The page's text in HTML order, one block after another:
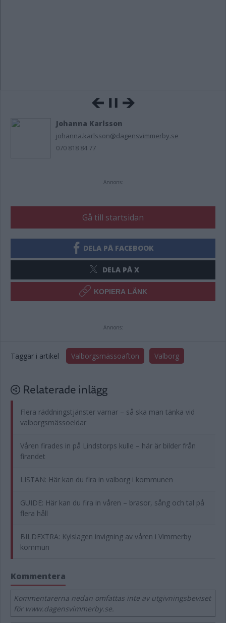
Johanna Karlsson
johanna.karlsson@dagensvimmerby.se
070 818 84 77
Annons:
Gå till startsidan
DELA PÅ FACEBOOK
DELA PÅ X
KOPIERA LÄNK
Annons:
Taggar i artikel Valborgsmässoafton Valborg
Relaterade inlägg
Flera räddningstjänster varnar – så ska man tänka vid
valborgsmässoeldar
Våren firades in på Lindstorps kulle – här är bilder från
firandet
LISTAN: Här kan du fira in valborg i kommunen
GUIDE: Här kan du fira in våren – brasor, sång och tal på
flera håll
BILDEXTRA: Kylslagen invigning av våren i Vimmerby
kommun
Kommentera
Kommentarerna nedan omfattas inte av utgivningsbeviset
för www.dagensvimmerby.se.